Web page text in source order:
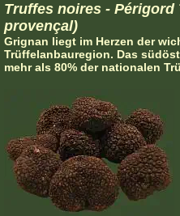
Truffes noires - Périgord
provençal)
Grignan liegt im Herzen der
Trüffelanbauregion. Das
mehr als 80% der nationalen